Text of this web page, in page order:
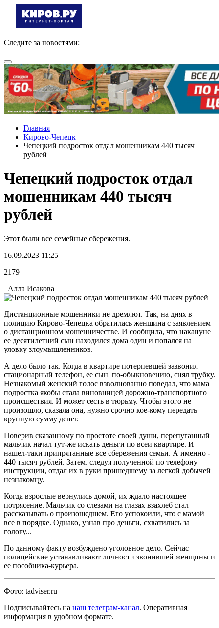
Следите за новостями:
Главная
Кирово-Чепецк
Чепецкий подросток отдал мошенникам 440 тысяч
рублей
Чепецкий подросток отдал
мошенникам 440 тысяч
рублей
Этот были все семейные сбережения.
16.09.2023 11:25
2179
Алла Исакова
Дистанционные мошенники не дремлют. Так, на днях в
полицию Кирово-Чепецка обратилась женщина с заявлением
о дистанционном мошенничестве. И сообщила, что накануне
ее десятилетний сын находился дома один и попался на
уловку злоумышленников.
А дело было так. Когда в квартире потерпевшей зазвонил
стационарный телефон, ее сын, по-обыкновению, снял трубку.
Незнакомый женский голос взволнованно поведал, что мама
подростка якобы стала виновницей дорожно-транспортного
происшествия. И может сесть в тюрьму. Чтобы этого не
произошло, сказала она, нужно срочно кое-кому передать
крупную сумму денег.
Поверив сказанному по простоте своей души, перепуганный
мальчик начал тут-же искать деньги по всей квартире. И
нашел-таки припрятанные все сбережения семьи. А именно -
440 тысяч рублей. Затем, следуя полученной по телефону
инструкции, отдал их в руки пришедшему за легкой добычей
незнакомцу.
Когда взрослые вернулись домой, их ждало настоящее
потрясение. Мальчик со слезами на глазах взахлеб стал
рассказывать о произошедшем. Его успокоили, что с мамой
все в порядке. Однако, узнав про деньги, схватились за
голову...
По данному факту возбуждено уголовное дело. Сейчас
полицейские устанавливают личности звонившей женщины и
ее пособника-курьера.
Фото: tadviser.ru
Подписывайтесь на наш телеграм-канал. Оперативная
информация в удобном формате.